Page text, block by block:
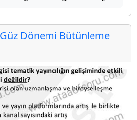
Dönemi Bütünleme